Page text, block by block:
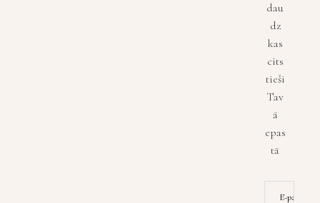
dau
dz
kas
cits
tieši
Tav
ā
epas
tā
E-pasta